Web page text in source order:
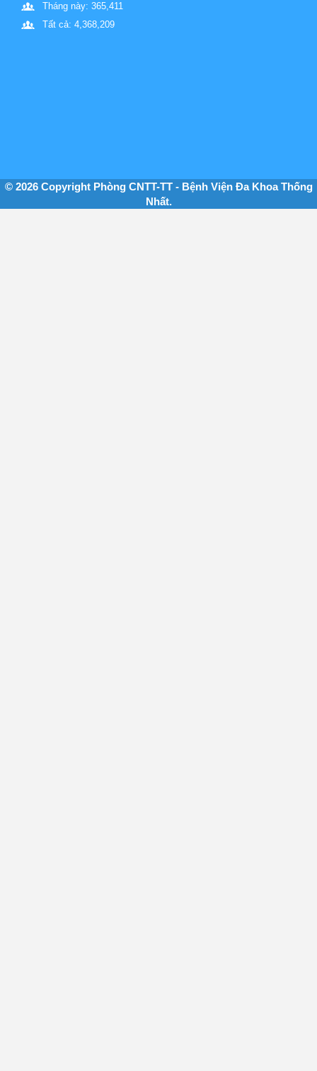
Tháng này: 365,411
Tất cả: 4,368,209
© 2026 Copyright Phòng CNTT-TT - Bệnh Viện Đa Khoa Thống
Nhất.